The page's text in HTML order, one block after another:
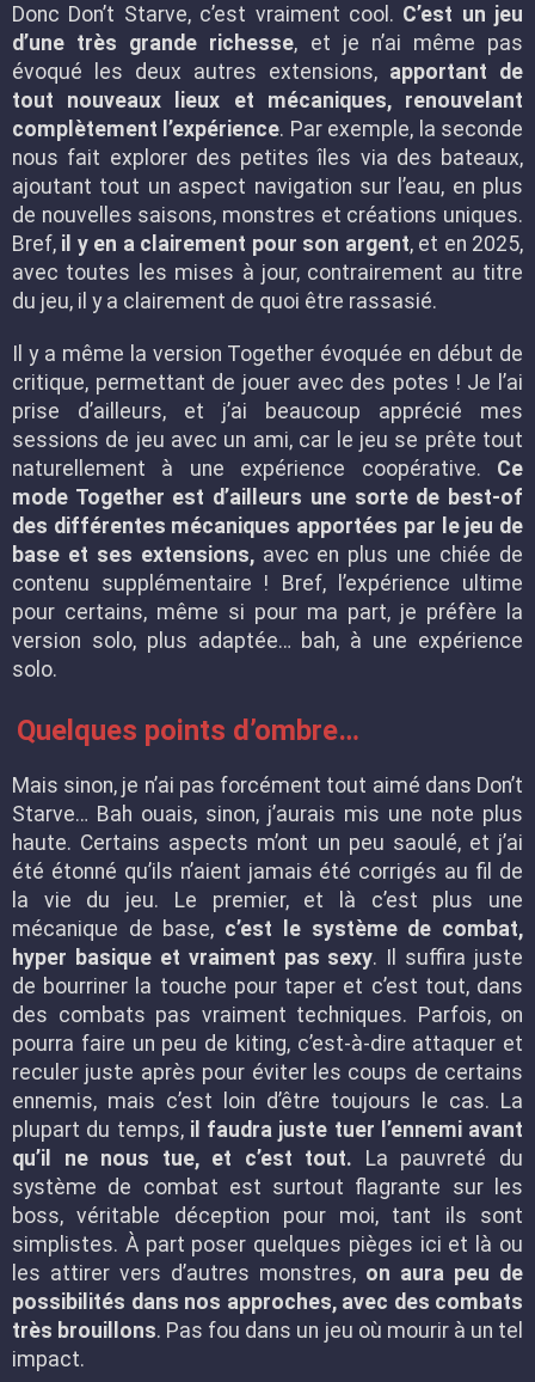
Donc Don’t Starve, c’est vraiment cool. C’est un jeu
d’une très grande richesse, et je n’ai même pas
évoqué les deux autres extensions, apportant de
tout nouveaux lieux et mécaniques, renouvelant
complètement l’expérience. Par exemple, la seconde
nous fait explorer des petites îles via des bateaux,
ajoutant tout un aspect navigation sur l’eau, en plus
de nouvelles saisons, monstres et créations uniques.
Bref, il y en a clairement pour son argent, et en 2025,
avec toutes les mises à jour, contrairement au titre
du jeu, il y a clairement de quoi être rassasié.
Il y a même la version Together évoquée en début de
critique, permettant de jouer avec des potes ! Je l’ai
prise d’ailleurs, et j’ai beaucoup apprécié mes
sessions de jeu avec un ami, car le jeu se prête tout
naturellement à une expérience coopérative. Ce
mode Together est d’ailleurs une sorte de best-of
des différentes mécaniques apportées par le jeu de
base et ses extensions,avec en plus une chiée de
contenu supplémentaire ! Bref, l’expérience ultime
pour certains, même si pour ma part, je préfère la
version solo, plus adaptée… bah, à une expérience
solo.
Quelques points d’ombre…
Mais sinon, je n’ai pas forcément tout aimé dans Don’t
Starve… Bah ouais, sinon, j’aurais mis une note plus
haute. Certains aspects m’ont un peu saoulé, et j’ai
été étonné qu’ils n’aient jamais été corrigés au fil de
la vie du jeu. Le premier, et là c’est plus une
mécanique de base, c’est le système de combat,
hyper basique et vraiment pas sexy. Il suffira juste
de bourriner la touche pour taper et c’est tout, dans
des combats pas vraiment techniques. Parfois, on
pourra faire un peu de kiting, c’est-à-dire attaquer et
reculer juste après pour éviter les coups de certains
ennemis, mais c’est loin d’être toujours le cas. La
plupart du temps,il faudra juste tuer l’ennemi avant
qu’il ne nous tue, et c’est tout. La pauvreté du
système de combat est surtout flagrante sur les
boss, véritable déception pour moi, tant ils sont
simplistes. À part poser quelques pièges ici et là ou
les attirer vers d’autres monstres, on aura peu de
possibilités dans nos approches, avec des combats
très brouillons. Pas fou dans un jeu où mourir à un tel
impact.